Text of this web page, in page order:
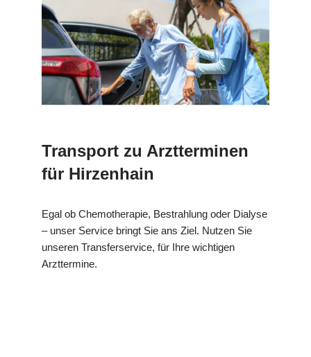
Transport zu Arztterminen
für Hirzenhain
Egal ob Chemotherapie, Bestrahlung oder Dialyse
– unser Service bringt Sie ans Ziel. Nutzen Sie
unseren Transferservice, für Ihre wichtigen
Arzttermine.